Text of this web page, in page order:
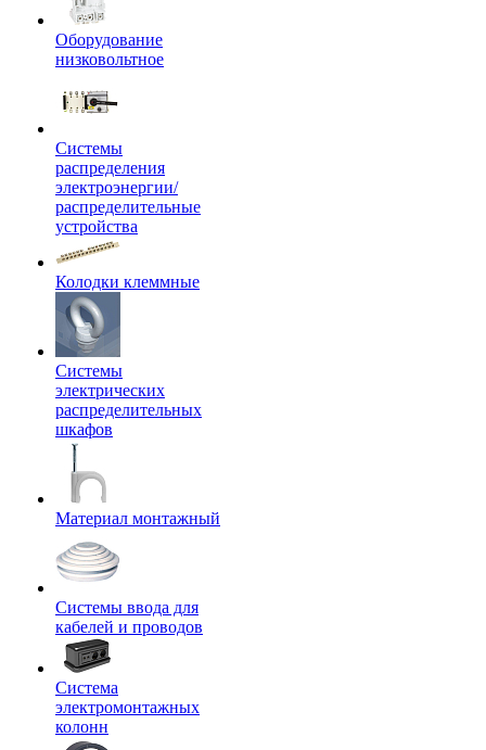
Оборудование
низковольтное
Системы
распределения
электроэнергии/
распределительные
устройства
Колодки клеммные
Системы
электрических
распределительных
шкафов
Материал монтажный
Системы ввода для
кабелей и проводов
Система
электромонтажных
колонн